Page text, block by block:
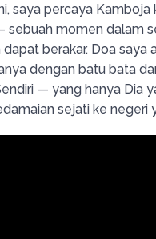
saya percaya Kamboja
momen dalam
berakar. Doa saya
dengan batu bata
— yang hanya Dia
sejati ke negeri